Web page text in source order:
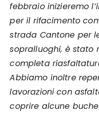
febbraio inizieremo
per il rifacimento
strada Cantone per
sopralluoghi, è stato
completa
Abbiamo inoltre
lavorazioni con
coprire alcune